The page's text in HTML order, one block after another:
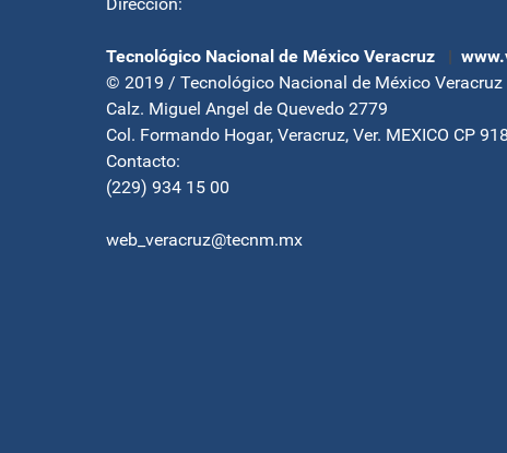
Tecnológico Nacional de México Veracruz |
© 2019 / Tecnológico Nacional de México Veracruz
Calz. Miguel Angel de Quevedo 2779
Col. Formando Hogar, Veracruz, Ver. MEXICO CP
Contacto:
(229) 934 15 00
web_veracruz@tecnm.mx